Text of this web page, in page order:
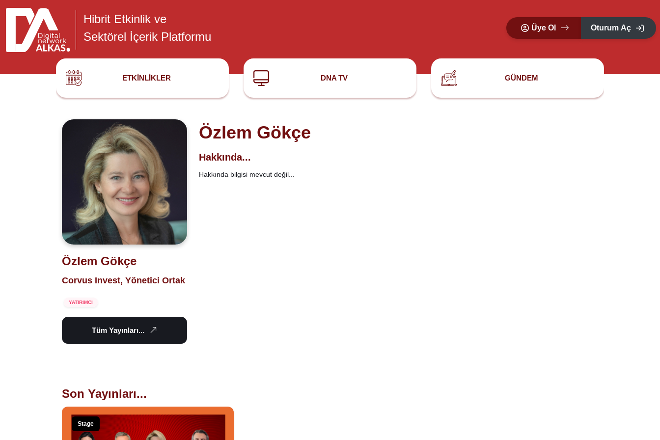
Hibrit Etkinlik ve
Sektörel İçerik Platformu
Üye Ol Oturum Aç
ETKINLIKLER DNA TV GÜNDEM
Özlem Gökçe
Corvus Invest, Yönetici Ortak
YATIRIMCI
Tüm Yayınları...
Özlem Gökçe
Hakkında...
Hakkında bilgisi mevcut değil...
Son Yayınları...
Stage